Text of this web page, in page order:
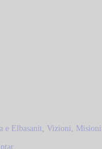
e Elbasanit, Vizioni,